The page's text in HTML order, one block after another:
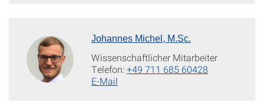
Johannes Michel, M.Sc.
Wissenschaftlicher Mitarbeiter
Telefon:+49 711 685 60428
E-Mail